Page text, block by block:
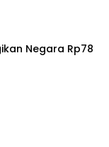
Negara Rp78